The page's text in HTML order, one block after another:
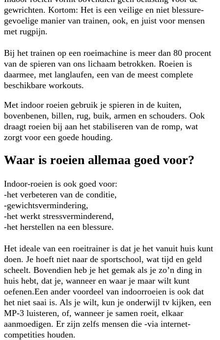
gewrichten. Kortom: Het is een veilige en niet blessure-
gevoelige manier van trainen, ook, en juist voor mensen
met rugpijn.
Bij het trainen op een roeimachine is meer dan 80 procent
van de spieren van ons lichaam betrokken. Roeien is
daarmee, met langlaufen, een van de meest complete
beschikbare workouts.
Met indoor roeien gebruik je spieren in de kuiten,
bovenbenen, billen, rug, buik, armen en schouders. Ook
draagt roeien bij aan het stabiliseren van de romp, wat
zorgt voor een goede houding.
Waar is roeien allemaa goed voor?
Indoor-roeien is ook goed voor:
-het verbeteren van de conditie,
-gewichtsvermindering,
-het werkt stressverminderend,
-het herstellen na een blessure.
Het ideale van een roeitrainer is dat je het vanuit huis kunt
doen. Je hoeft niet naar de sportschool, wat tijd en geld
scheelt. Bovendien heb je het gemak als je zo’n ding in
huis hebt, dat je, wanneer en waar je maar wilt kunt
oefenen.Een ander voordeel van indoorroeien is ook dat
het niet saai is. Als je wilt, kun je onderwijl tv kijken, een
MP-3 luisteren, of, wanneer je samen roeit, elkaar
aanmoedigen. Er zijn zelfs mensen die -via internet-
competities houden.